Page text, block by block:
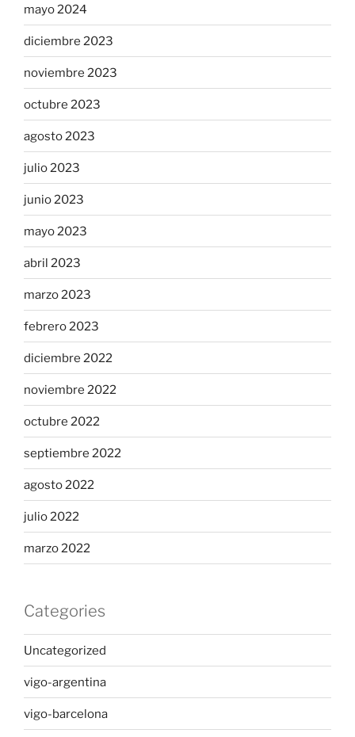
mayo 2024
diciembre 2023
noviembre 2023
octubre 2023
agosto 2023
julio 2023
junio 2023
mayo 2023
abril 2023
marzo 2023
febrero 2023
diciembre 2022
noviembre 2022
octubre 2022
septiembre 2022
agosto 2022
julio 2022
marzo 2022
Categories
Uncategorized
vigo-argentina
vigo-barcelona